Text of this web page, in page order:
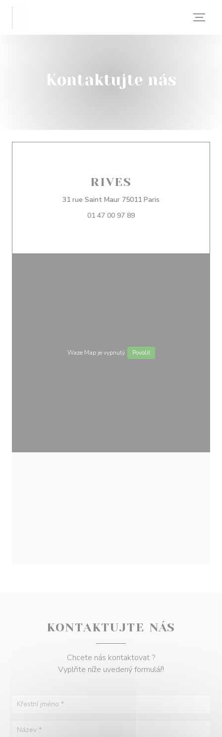
Panel pro správu cookies
Kontaktujte nás
RIVES
31 rue Saint Maur 75011 Paris
01 47 00 97 89
Waze Map je vypnutý. Povolit
KONTAKTUJTE NÁS
Chcete nás kontaktovat ?
Vyplňte níže uvedený formulář!